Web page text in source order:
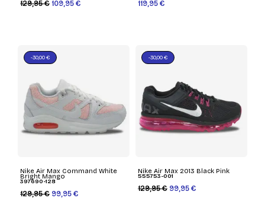
129,95 € 109,95 € 119,95 €
Nike Air Max Command White
Bright Mango
397690-128
129,95 € 99,95 €
-30,00 €
Nike Air Max 2013 Black Pink
555753-001
129,95 € 99,95 €
-30,00 €